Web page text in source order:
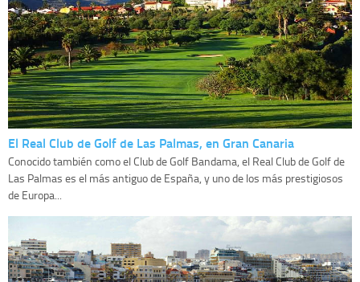
El Real Club de Golf de Las Palmas, en Gran Canaria
Conocido también como el Club de Golf Bandama, el Real Club de Golf de
Las Palmas es el más antiguo de España, y uno de los más prestigiosos
de Europa...